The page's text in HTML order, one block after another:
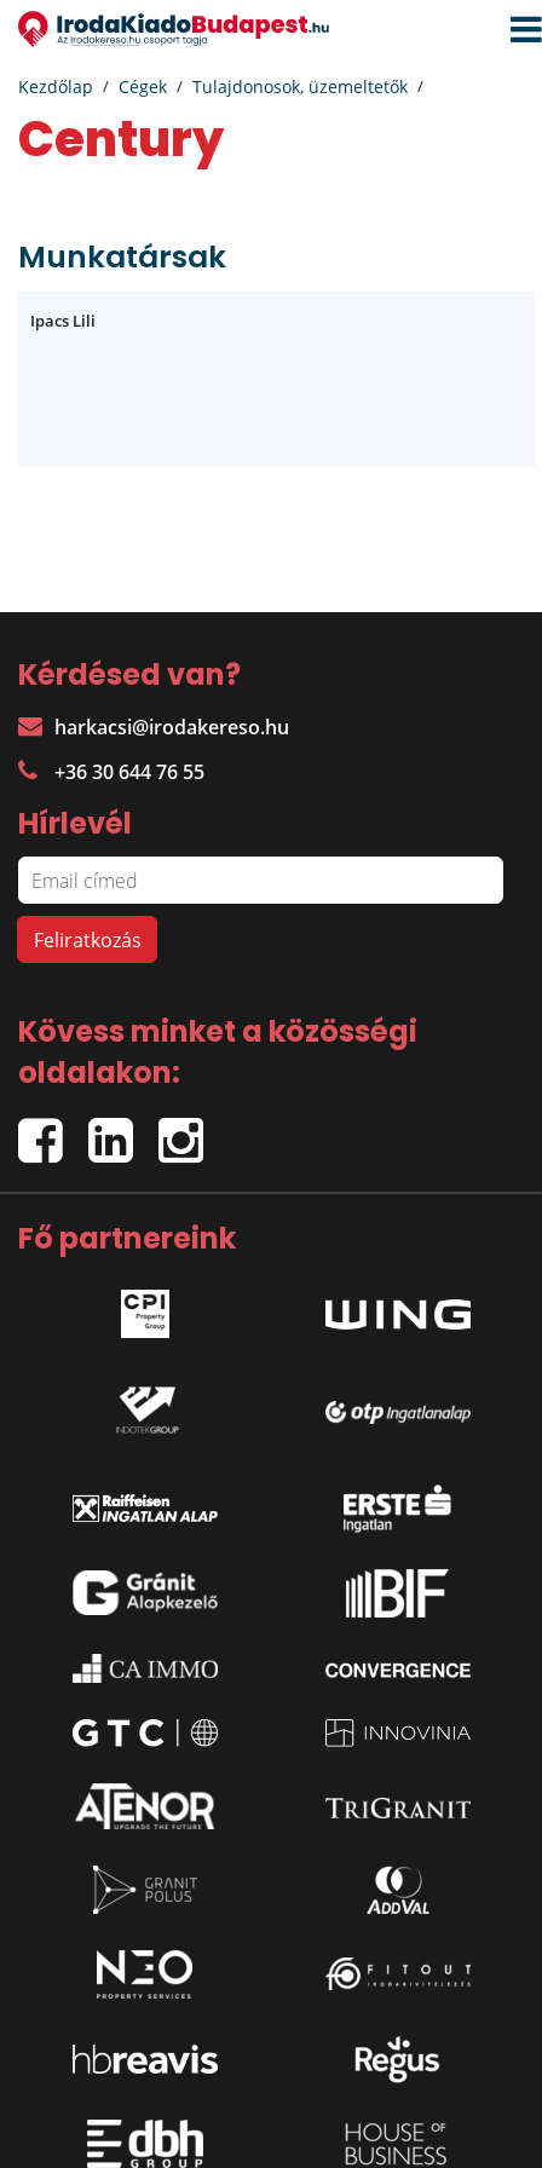
Kezdőlap Cégek Tulajdonosok, üzemeltetők
Century
Munkatársak
Ipacs Lili
Kérdésed van?
harkacsi@irodakereso.hu
+36 30 644 76 55
Hírlevél
Kövess minket a közösségi
oldalakon:
Fő partnereink